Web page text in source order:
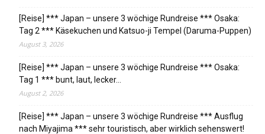
[Reise] *** Japan – unsere 3 wöchige Rundreise *** Osaka:
Tag 2 *** Käsekuchen und Katsuo-ji Tempel (Daruma-Puppen)
August 3, 2026
[Reise] *** Japan – unsere 3 wöchige Rundreise *** Osaka:
Tag 1 *** bunt, laut, lecker…
August 2, 2026
[Reise] *** Japan – unsere 3 wöchige Rundreise *** Ausflug
nach Miyajima *** sehr touristisch, aber wirklich sehenswert!